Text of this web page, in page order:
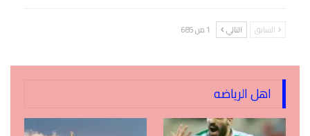
السابق التالي 1 من 685
اهل الرياضه